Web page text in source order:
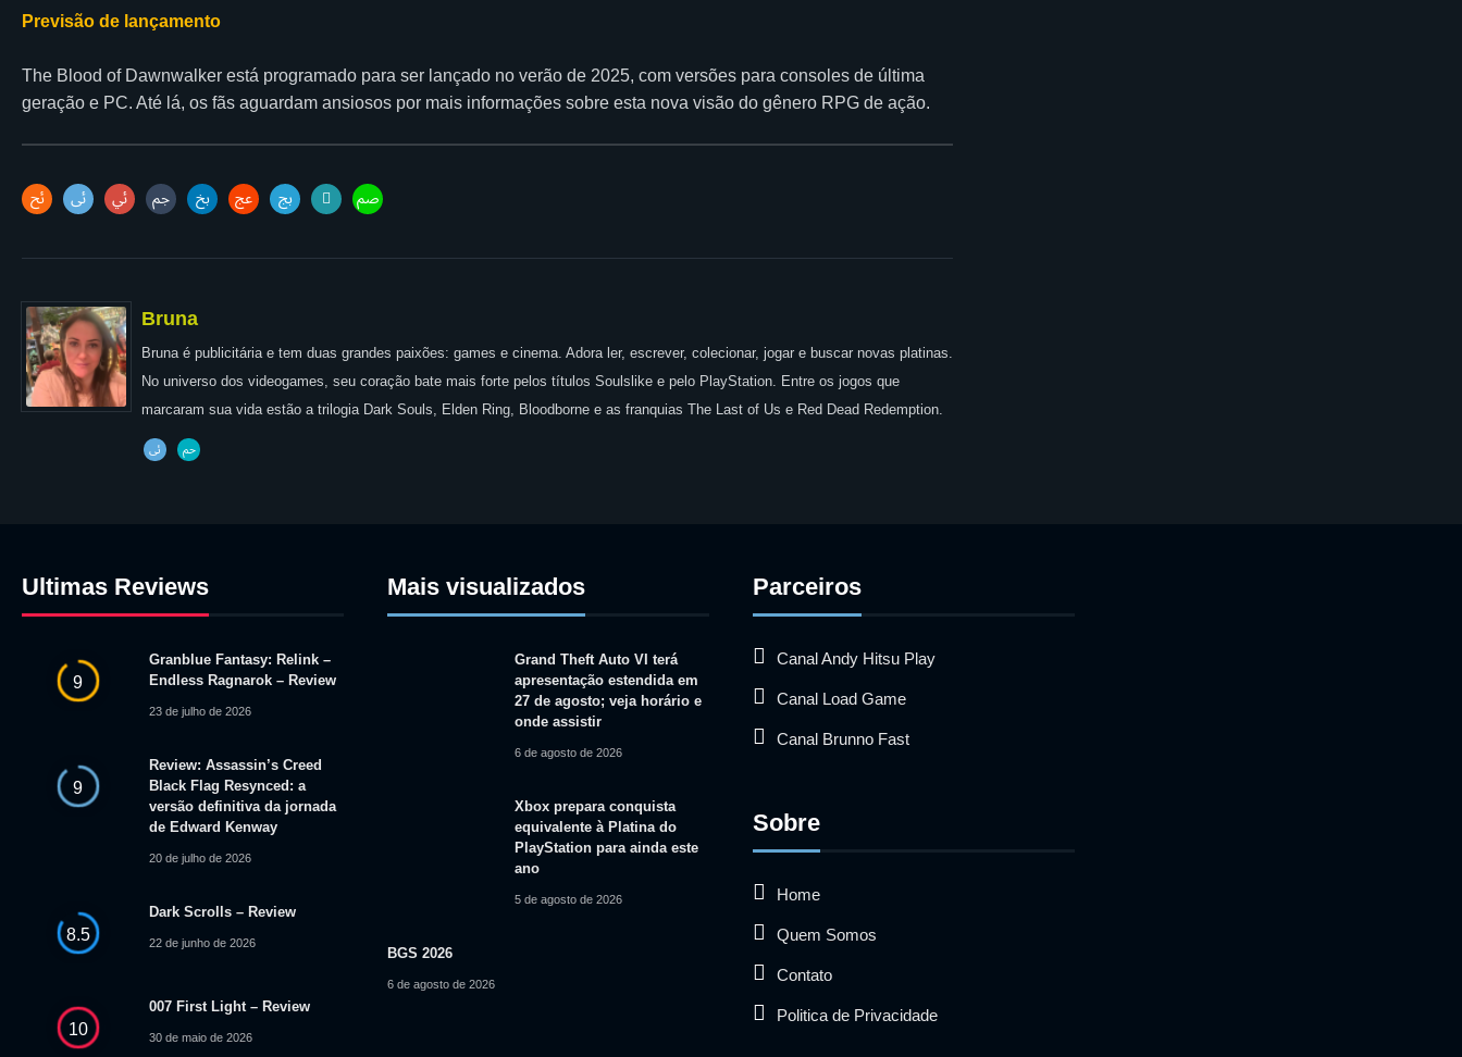
Previsão de lançamento
The Blood of Dawnwalker está programado para ser lançado no verão de 2025, com versões para consoles de última
geração e PC. Até lá, os fãs aguardam ansiosos por mais informações sobre esta nova visão do gênero RPG de ação.
Bruna
Bruna é publicitária e tem duas grandes paixões: games e cinema. Adora ler, escrever, colecionar, jogar e buscar novas platinas.
No universo dos videogames, seu coração bate mais forte pelos títulos Soulslike e pelo PlayStation. Entre os jogos que
marcaram sua vida estão a trilogia Dark Souls, Elden Ring, Bloodborne e as franquias The Last of Us e Red Dead Redemption.
Ultimas Reviews
9
Granblue Fantasy: Relink –
Endless Ragnarok – Review
23 de julho de 2026
9
Review: Assassin’s Creed
Black Flag Resynced: a
versão definitiva da jornada
de Edward Kenway
20 de julho de 2026
8.5
Dark Scrolls – Review
22 de junho de 2026
10
007 First Light – Review
30 de maio de 2026
Mais visualizados
Grand Theft Auto VI terá
apresentação estendida em
27 de agosto; veja horário e
onde assistir
6 de agosto de 2026
Xbox prepara conquista
equivalente à Platina do
PlayStation para ainda este
ano
5 de agosto de 2026
BGS 2026
6 de agosto de 2026
Parceiros
Canal Andy Hitsu Play
Canal Load Game
Canal Brunno Fast
Sobre
Home
Quem Somos
Contato
Politica de Privacidade